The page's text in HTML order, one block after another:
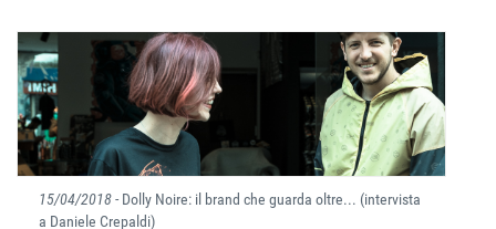
15/04/2018- Dolly Noire: il brand che guarda oltre... (intervista
a Daniele Crepaldi)